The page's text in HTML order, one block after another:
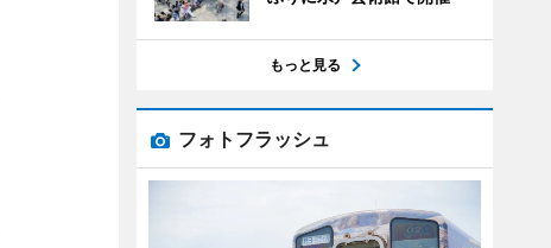
もっと見る
フォトフラッシュ